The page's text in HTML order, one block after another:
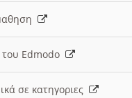
του Edmodo
σε κατηγοριες